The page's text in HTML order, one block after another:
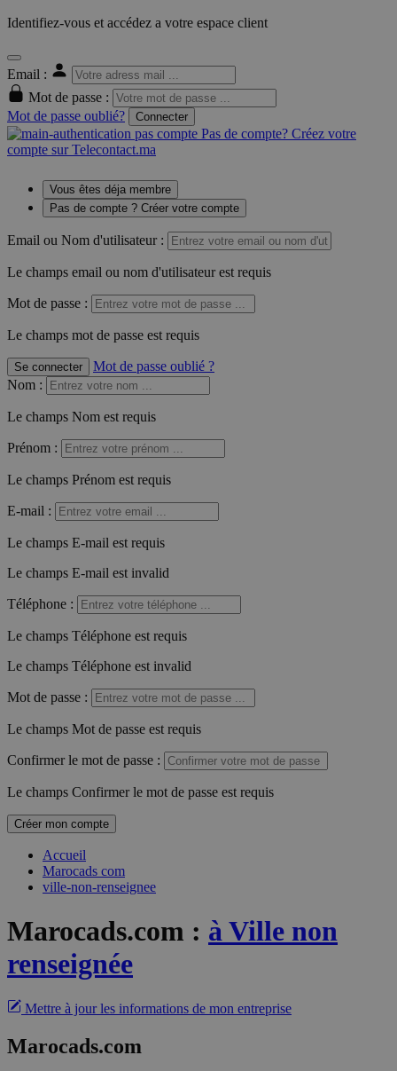
Identifiez-vous et accédez a votre espace client
Email :
Mot de passe :
Mot de passe oublié?
Connecter
Pas de compte? Créez votre
compte sur Telecontact.ma
Vous êtes déja membre
Pas de compte ? Créer votre compte
Email ou Nom d'utilisateur :
Le champs email ou nom d'utilisateur est requis
Mot de passe :
Le champs mot de passe est requis
Se connecter
Mot de passe oublié ?
Nom :
Le champs Nom est requis
Prénom :
Le champs Prénom est requis
E-mail :
Le champs E-mail est requis
Le champs E-mail est invalid
Téléphone :
Le champs Téléphone est requis
Le champs Téléphone est invalid
Mot de passe :
Le champs Mot de passe est requis
Confirmer le mot de passe :
Le champs Confirmer le mot de passe est requis
Créer mon compte
Accueil
Marocads com
ville-non-renseignee
Marocads.com : à Ville non
renseignée
Mettre à jour les informations de mon entreprise
Marocads.com